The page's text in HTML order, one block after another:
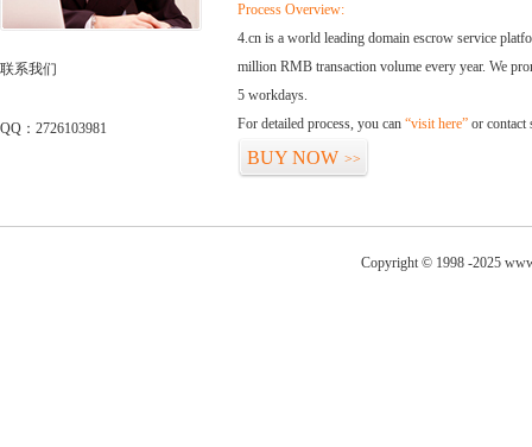
联系我们
QQ：2726103981
Process Overview:
4.cn is a world leading domain escrow service
million RMB transaction volume every year. We
5 workdays.
For detailed process, you can “visit here” or contact
BUY NOW >>
Copyright © 1998 -2025